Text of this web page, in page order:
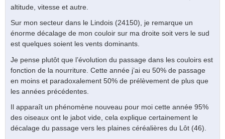
altitude, vitesse et autre.
Sur mon secteur dans le Lindois (24150), je remarque un
énorme décalage de mon couloir sur ma droite soit vers le sud
est quelques soient les vents dominants.
Je pense plutôt que l’évolution du passage dans les couloirs est
fonction de la nourriture. Cette année j’ai eu 50% de passage
en moins et paradoxalement 50% de prélèvement de plus que
les années précédentes.
Il apparaît un phénomène nouveau pour moi cette année 95%
des oiseaux ont le jabot vide, cela explique certainement le
décalage du passage vers les plaines céréalières du Lôt (46).